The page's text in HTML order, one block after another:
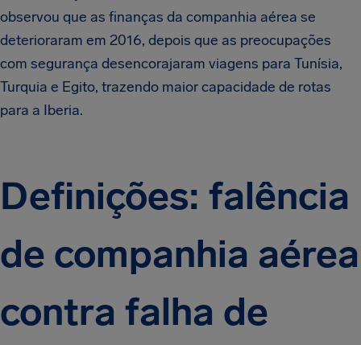
observou que as finanças da companhia aérea se
deterioraram em 2016, depois que as preocupações
com segurança desencorajaram viagens para Tunísia,
Turquia e Egito, trazendo maior capacidade de rotas
para a Iberia.
Definições: falência
de companhia aérea
contra falha de